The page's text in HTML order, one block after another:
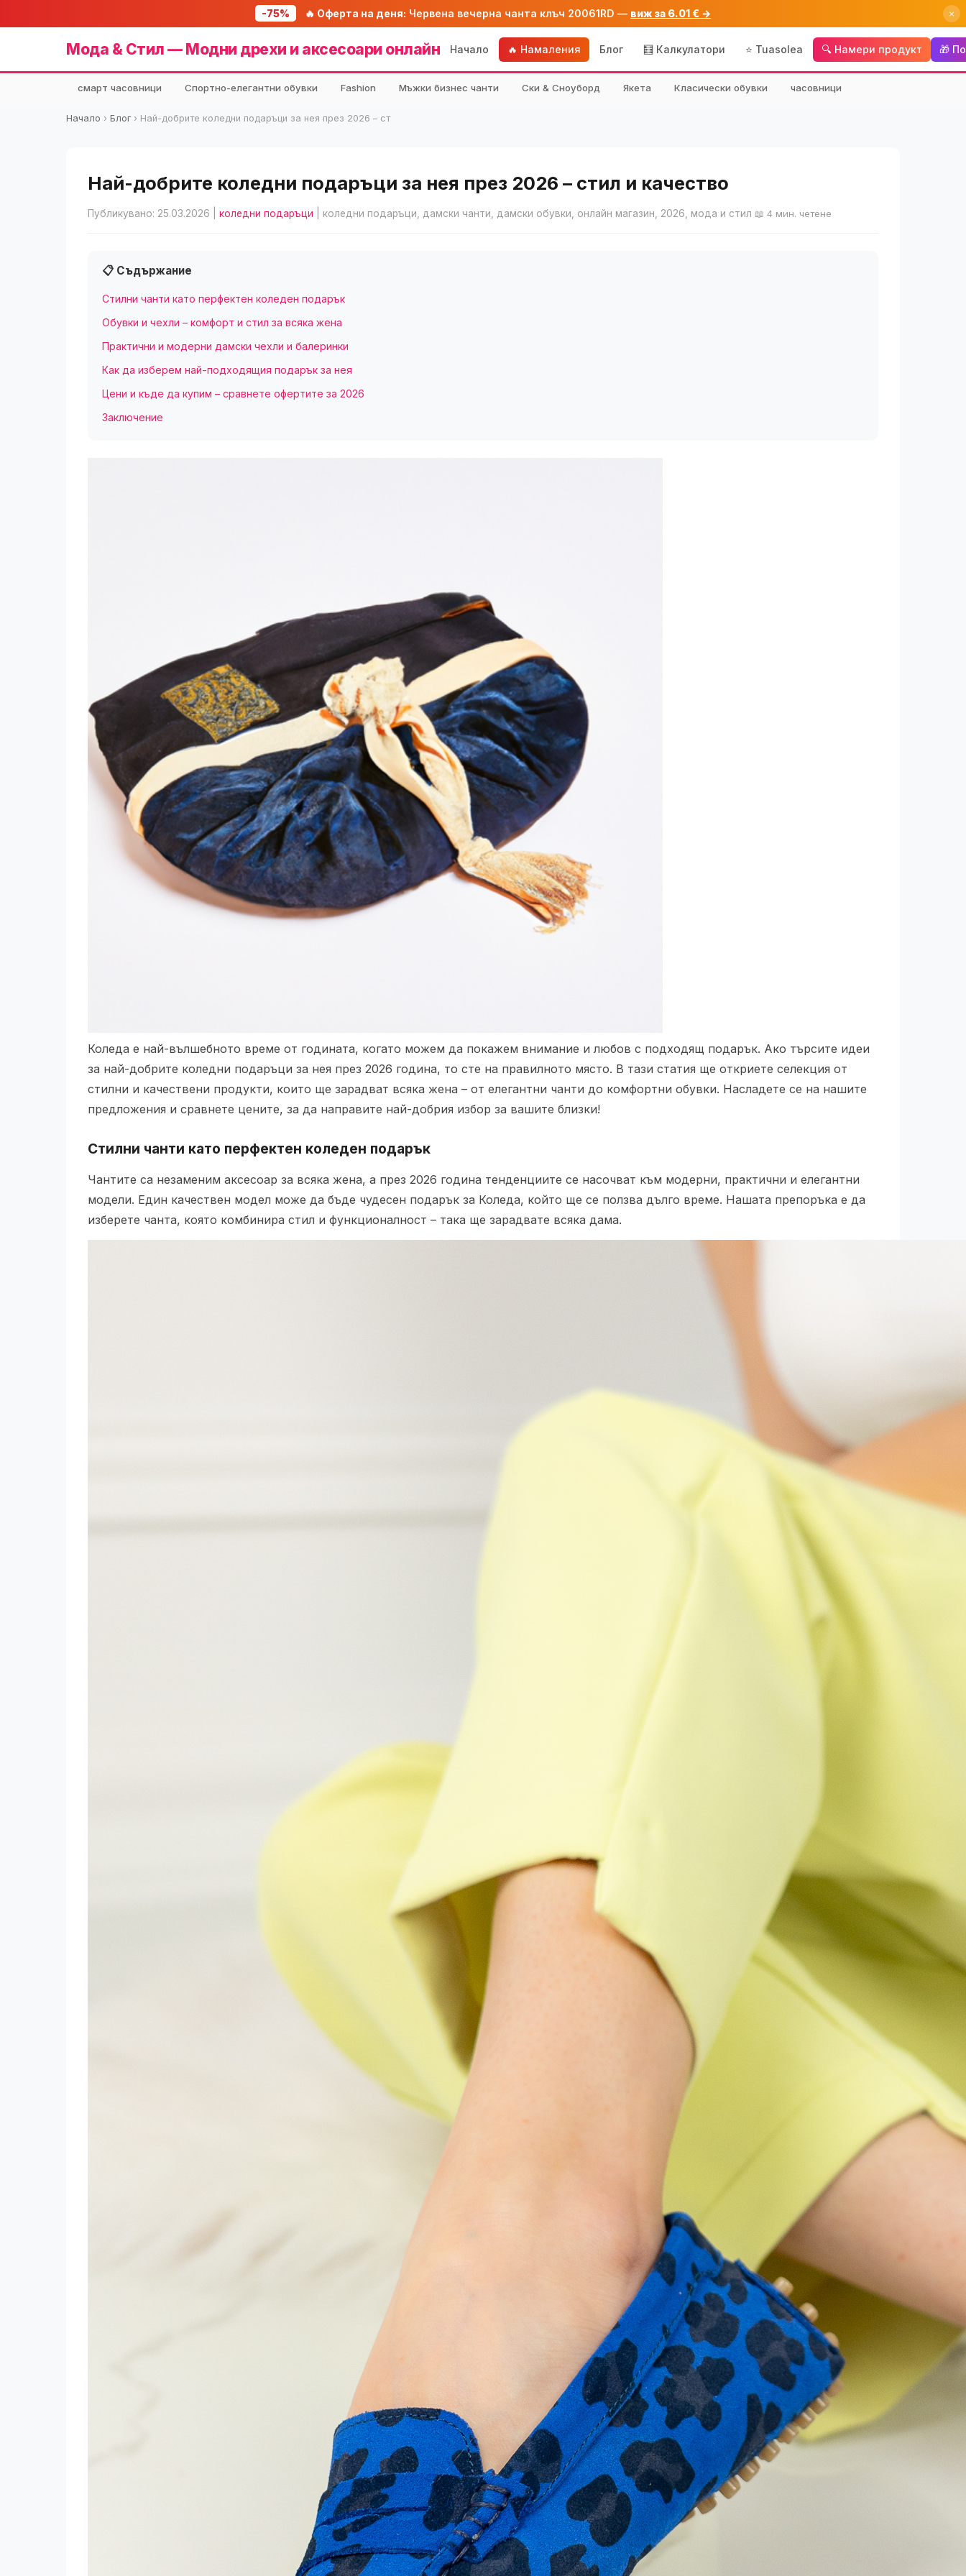
-75% 🔥 Оферта на деня: Червена вечерна чанта клъч 20061RD — виж за 6.01 € → ×
Мода & Стил — Модни дрехи и аксесоари онлайн Начало 🔥 Намаления Блог 🧮 Калкулатори ⭐ Tuasolea 🔍 Намери продукт 🎁
смарт часовници Спортно-елегантни обувки Fashion Мъжки бизнес чанти Ски & Сноуборд Якета Класически обувки часовници
Начало › Блог› Най-добрите коледни подаръци за нея през 2026 – ст
Най-добрите коледни подаръци за нея през 2026 – стил и качество
Публикувано: 25.03.2026 коледни подаръци | коледни подаръци, дамски чанти, дамски обувки, онлайн магазин, 2026, мода и стил 📖 4 мин. четене
📋 Съдържание
Стилни чанти като перфектен коледен подарък
Обувки и чехли – комфорт и стил за всяка жена
Практични и модерни дамски чехли и балеринки
Как да изберем най-подходящия подарък за нея
Цени и къде да купим – сравнете офертите за 2026
Заключение
Коледа е най-вълшебното време от годината, когато можем да покажем внимание и любов с подходящ подарък. Ако търсите идеи
за най-добрите коледни подаръци за нея през 2026 година, то сте на правилното място. В тази статия ще откриете селекция от
стилни и качествени продукти, които ще зарадват всяка жена – от елегантни чанти до комфортни обувки. Насладете се на нашите
предложения и сравнете цените, за да направите най-добрия избор за вашите близки!
Стилни чанти като перфектен коледен подарък
Чантите са незаменим аксесоар за всяка жена, а през 2026 година тенденциите се насочват към модерни, практични и елегантни
модели. Един качествен модел може да бъде чудесен подарък за Коледа, който ще се ползва дълго време. Нашата препоръка е да
изберете чанта, която комбинира стил и функционалност – така ще зарадвате всяка дама.